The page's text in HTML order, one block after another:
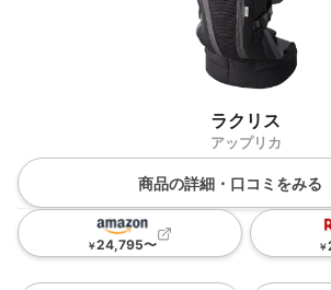
ラクリス
アップリカ
商品の詳細・口コミをみる
￥24,795〜 ￥